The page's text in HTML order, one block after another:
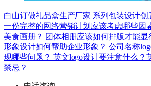
白山订做礼品盒生产厂家 系列包装设计创
一份完整的网络营销计划应该考虑哪些因
美食画册？ 团体相册应该如何排版才能显
形象设计如何帮助企业形象？ 公司名称
现哪些问题？ 英文logo设计要注意什么？
禁忌？